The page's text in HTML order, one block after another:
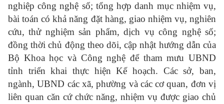
nghiệp công nghệ số; tổng hợp danh mục nhiệm vụ,
bài toán có khả năng đặt hàng, giao nhiệm vụ, nghiên
cứu, thử nghiệm sản phẩm, dịch vụ công nghệ số;
đồng thời chủ động theo dõi, cập nhật hướng dẫn của
Bộ Khoa học và Công nghệ để tham mưu UBND
tỉnh triển khai thực hiện Kế hoạch. Các sở, ban,
ngành, UBND các xã, phường và các cơ quan, đơn vị
liên quan căn cứ chức năng, nhiệm vụ được giao chủ